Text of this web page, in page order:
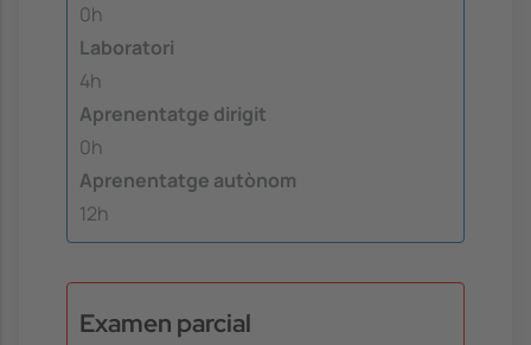
0h
Laboratori
4h
Aprenentatge dirigit
0h
Aprenentatge autònom
12h
Examen parcial